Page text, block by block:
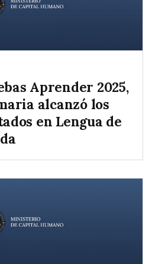
Aprender 2025,
alcanzó los
en Lengua de